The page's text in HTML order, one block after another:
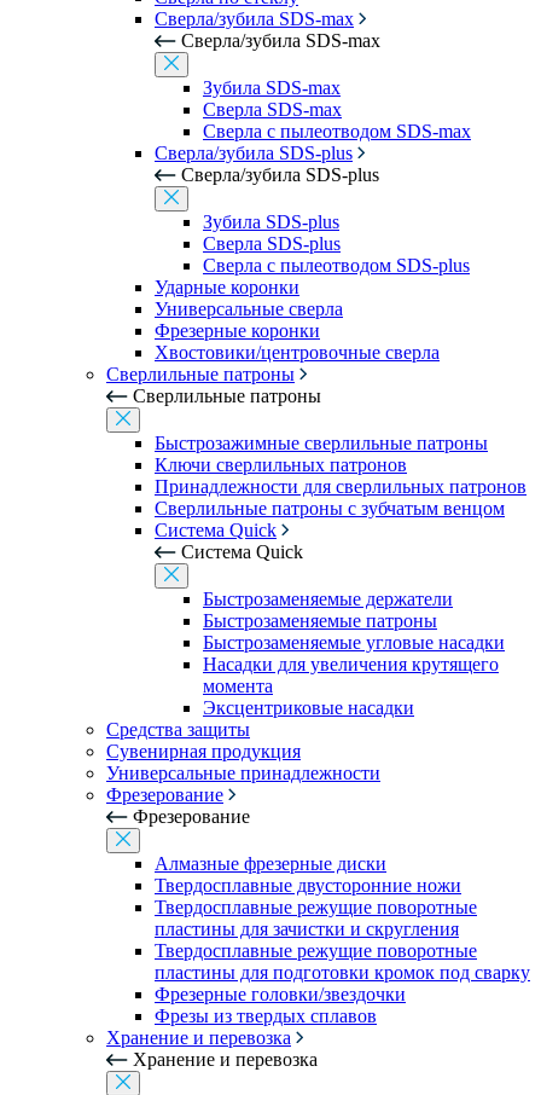
Сверла/зубила SDS-max
Сверла/зубила SDS-max
Зубила SDS-max
Сверла SDS-max
Сверла с пылеотводом SDS-max
Сверла/зубила SDS-plus
Сверла/зубила SDS-plus
Зубила SDS-plus
Сверла SDS-plus
Сверла с пылеотводом SDS-plus
Ударные коронки
Универсальные сверла
Фрезерные коронки
Хвостовики/центровочные сверла
Сверлильные патроны
Сверлильные патроны
Быстрозажимные сверлильные патроны
Ключи сверлильных патронов
Принадлежности для сверлильных патронов
Сверлильные патроны с зубчатым венцом
Система Quick
Система Quick
Быстрозаменяемые держатели
Быстрозаменяемые патроны
Быстрозаменяемые угловые насадки
Насадки для увеличения крутящего
момента
Эксцентриковые насадки
Средства защиты
Сувенирная продукция
Универсальные принадлежности
Фрезерование
Фрезерование
Алмазные фрезерные диски
Твердосплавные двусторонние ножи
Твердосплавные режущие поворотные
пластины для зачистки и скругления
Твердосплавные режущие поворотные
пластины для подготовки кромок под сварку
Фрезерные головки/звездочки
Фрезы из твердых сплавов
Хранение и перевозка
Хранение и перевозка